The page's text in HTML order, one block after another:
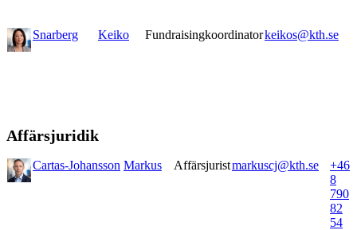
Snarberg
Keiko Fundraisingkoordinatorkeikos@kth.se
Affärsjuridik
Cartas-Johansson Markus Affärsjuristmarkuscj@kth.se
+46
8
790
82
54